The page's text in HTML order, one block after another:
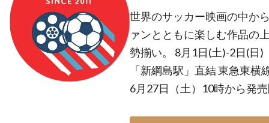
世界のサッカー映画の中か
ァンとともに楽しむ作品の
勢揃い。 8月1日(土)-2日(
「新綱島駅」直結 東急東
6月27日（土）10時から発